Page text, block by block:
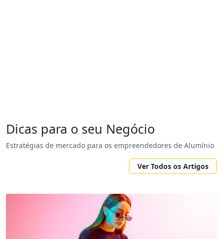
Dicas para o seu Negócio
Estratégias de mercado para os empreendedores de Alumínio
Ver Todos os Artigos